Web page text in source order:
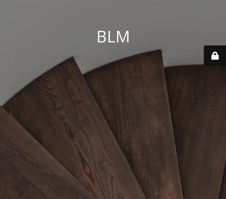
BLM